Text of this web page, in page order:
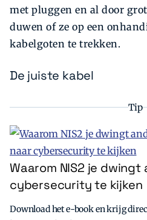
met pluggen en al door
duwen of ze op een
kabelgoten te trekken.
De juiste kabel
Tip
Waarom NIS2 je dwingt
cybersecurity te kijken
Download het e-book en krijg